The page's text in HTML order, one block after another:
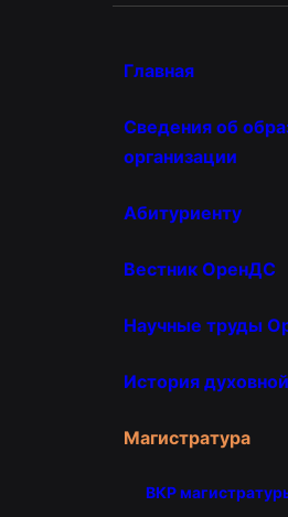
Главная
Сведения об
организации
Абитуриенту
Вестник ОренДС
Научные труды
История
Магистратура
ВКР